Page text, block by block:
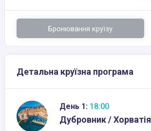
Бронювання круїзу
Детальна круїзна програма
День 1: 18:00
Дубровник / Хорватія